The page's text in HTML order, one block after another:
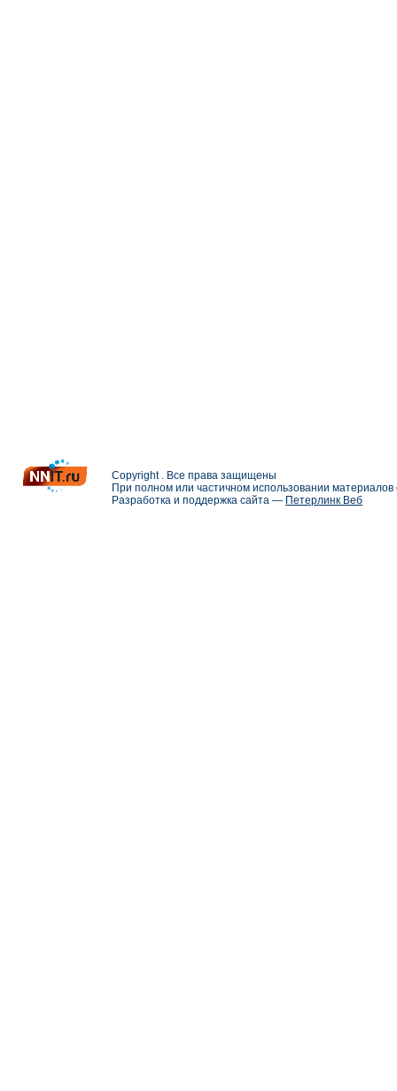
Copyright . Все права защищены
При полном или частичном использовании
Разработка и поддержка сайта — Петерлинк Веб